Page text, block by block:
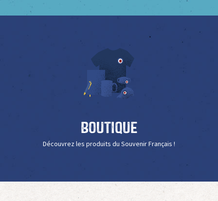
Boutique
Découvrez les produits du Souvenir Français !